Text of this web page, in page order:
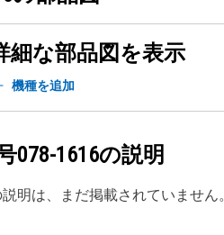
細な部品図を表示
機種を追加
078-1616の説明
明は、まだ掲載されていません。